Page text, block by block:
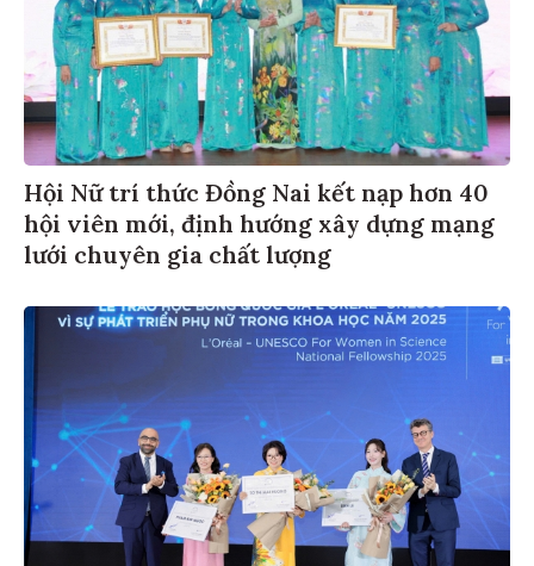
Hội Nữ trí thức Đồng Nai kết nạp hơn 40
hội viên mới, định hướng xây dựng mạng
lưới chuyên gia chất lượng